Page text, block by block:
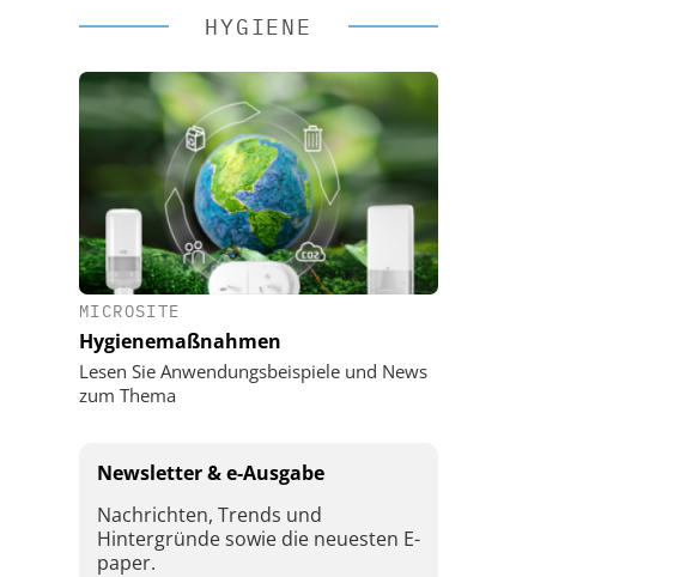
HYGIENE
MICROSITE
Hygienemaßnahmen
Lesen Sie Anwendungsbeispiele und News
zum Thema
Newsletter & e-Ausgabe
Nachrichten, Trends und
Hintergründe sowie die neuesten E-
paper.